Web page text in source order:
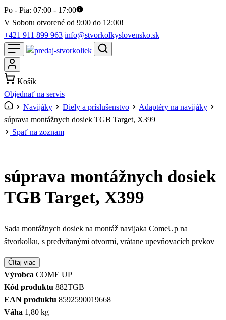
Po - Pia: 07:00 - 17:00
V Sobotu otvorené od 9:00 do 12:00!
+421 911 899 963 info@stvorkolkyslovensko.sk
Košík
Objednať na servis
Navijáky
Diely a príslušenstvo
Adaptéry na navijáky
súprava montážnych dosiek TGB Target, X399
Spať na zoznam
súprava montážnych dosiek
TGB Target, X399
Sada montážnych dosiek na montáž navijaka ComeUp na
štvorkolku, s predvŕtanými otvormi, vrátane upevňovacích prvkov
Čítaj viac
Výrobca COME UP
Kód produktu 882TGB
EAN produktu 8592590019668
Váha 1,80 kg